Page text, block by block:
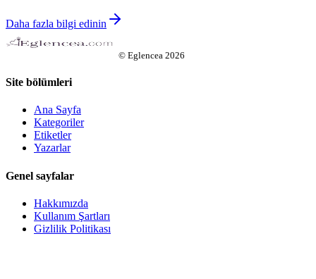
Daha fazla bilgi edinin
© Eglencea 2026
Site bölümleri
Ana Sayfa
Kategoriler
Etiketler
Yazarlar
Genel sayfalar
Hakkımızda
Kullanım Şartları
Gizlilik Politikası